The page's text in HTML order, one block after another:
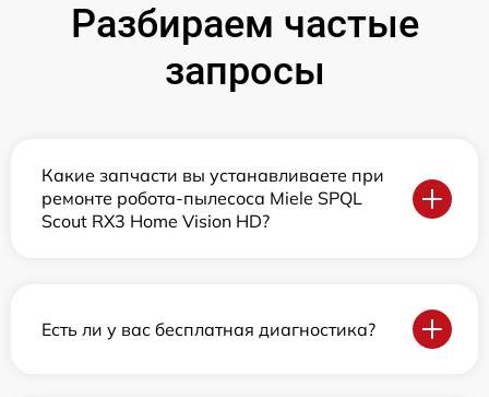
Разбираем частые
запросы
Какие запчасти вы устанавливаете при
ремонте робота-пылесоса Miele SPQL
Scout RX3 Home Vision HD?
Есть ли у вас бесплатная диагностика?